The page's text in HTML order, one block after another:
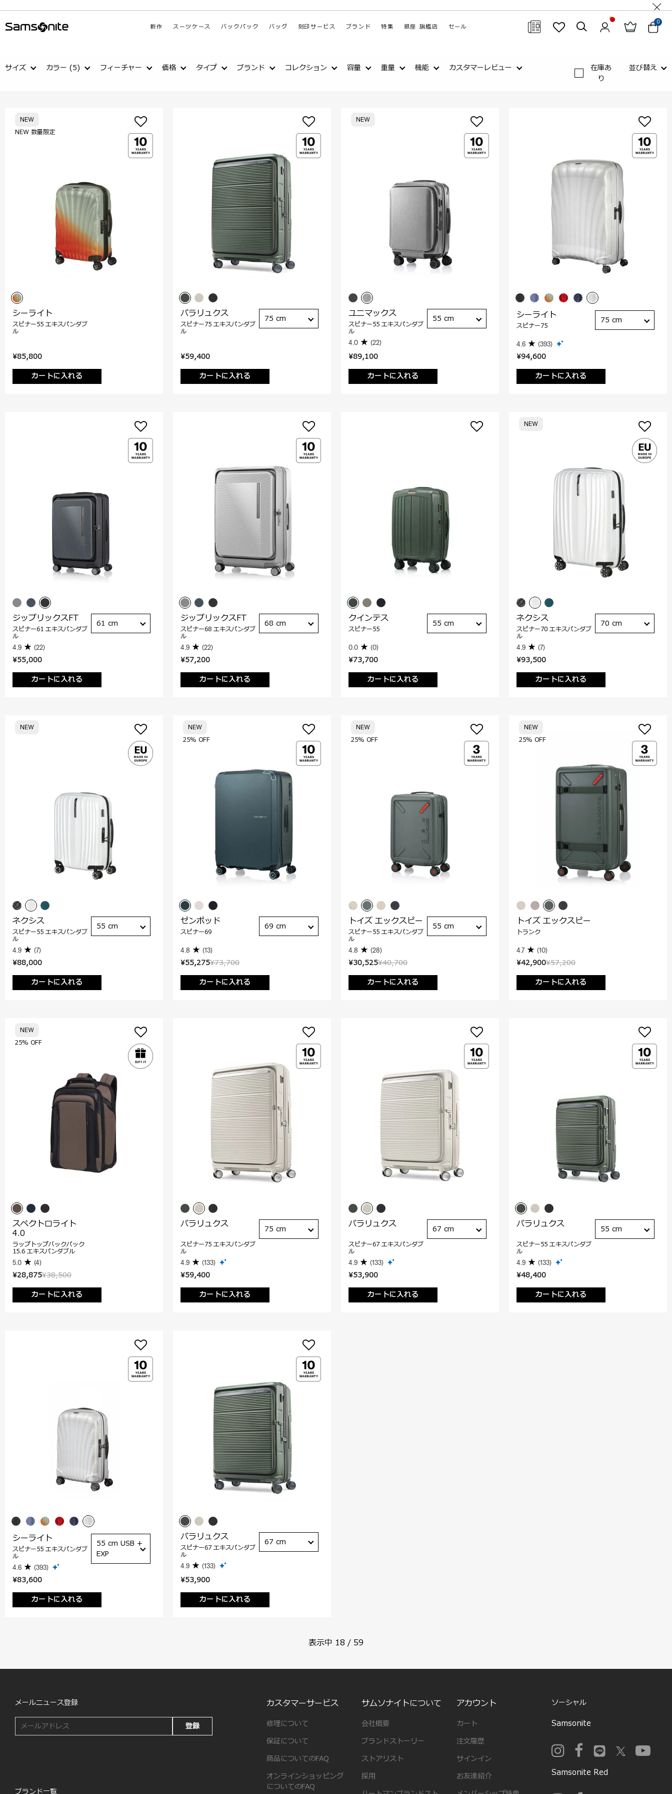
新作 スーツケース バックパック バッグ 刻印サービス ブランド 特集 銀座 旗艦店 セール
0
閉じる
サイズ カラー (5) フィーチャー 価格 タイプ ブランド コレクション 容量 重量 機能 カスタマーレビュー
在庫あ
り
並び替え
¥85,800
カートに入れる
NEW 数量限定
NEW
シーライト
スピナー55 エキスパンダブ
ル
¥59,400
カートに入れる
パラリュクス
スピナー75 エキスパンダブ
ル
75 cm
¥89,100
カートに入れる
NEW
ユニマックス
スピナー55 エキスパンダブ
ル
4.0 (22)
55 cm
¥94,600
カートに入れる
シーライト
スピナー75
4.6 (393)
75 cm
¥55,000
カートに入れる
ジップリックスFT
スピナー61 エキスパンダブ
ル
4.9 (22)
61 cm
¥57,200
カートに入れる
ジップリックスFT
スピナー68 エキスパンダブ
ル
4.9 (22)
68 cm
¥73,700
カートに入れる
クインテス
スピナー55
0.0 (0)
55 cm
¥93,500
カートに入れる
NEW
ネクシス
スピナー70 エキスパンダブ
ル
4.9 (7)
70 cm
¥88,000
カートに入れる
NEW
ネクシス
スピナー55 エキスパンダブ
ル
4.9 (7)
55 cm
¥73,700
¥55,275
カートに入れる
25% OFF
NEW
ゼンポッド
スピナー69
4.8 (13)
69 cm
¥40,700
¥30,525
カートに入れる
25% OFF
NEW
トイズ エックスピー
スピナー55 エキスパンダブ
ル
4.8 (28)
55 cm
¥57,200
¥42,900
カートに入れる
25% OFF
NEW
トイズ エックスピー
トランク
4.7 (10)
¥38,500
¥28,875
カートに入れる
25% OFF
NEW
スペクトロライト
4.0
ラップトップバックパック
15.6 エキスパンダブル
5.0 (4)
¥59,400
カートに入れる
パラリュクス
スピナー75 エキスパンダブ
ル
4.9 (133)
75 cm
¥53,900
カートに入れる
パラリュクス
スピナー67 エキスパンダブ
ル
4.9 (133)
67 cm
¥48,400
カートに入れる
パラリュクス
スピナー55 エキスパンダブ
ル
4.9 (133)
55 cm
¥83,600
カートに入れる
シーライト
スピナー55 エキスパンダブ
ル
4.6 (393)
55 cm USB +
EXP
¥53,900
カートに入れる
パラリュクス
スピナー67 エキスパンダブ
ル
4.9 (133)
67 cm
表示中 18 / 59
メールニュース登録
登録
ブランド一覧
カスタマーサービス
修理について
保証について
商品についてのFAQ
オンラインショッピング
についてのFAQ
サムソナイトについて
会社概要
ブランドストーリー
ストアリスト
採用
アカウント
カート
注文履歴
サインイン
お友達紹介
ソーシャル
Samsonite
Samsonite Red